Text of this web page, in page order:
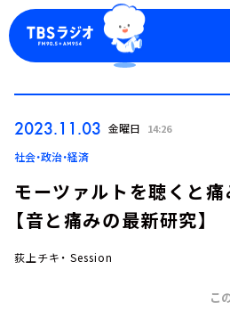
2023.11.03 金曜日 14:26
社会・政治・経済
モーツァルトを聴くと
【音と痛みの最新研究】
荻上チキ・ Session
こ